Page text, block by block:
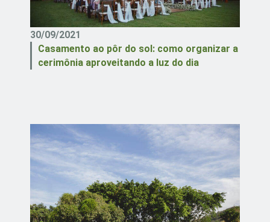
30/09/2021
Casamento ao pôr do sol: como organizar a
cerimônia aproveitando a luz do dia